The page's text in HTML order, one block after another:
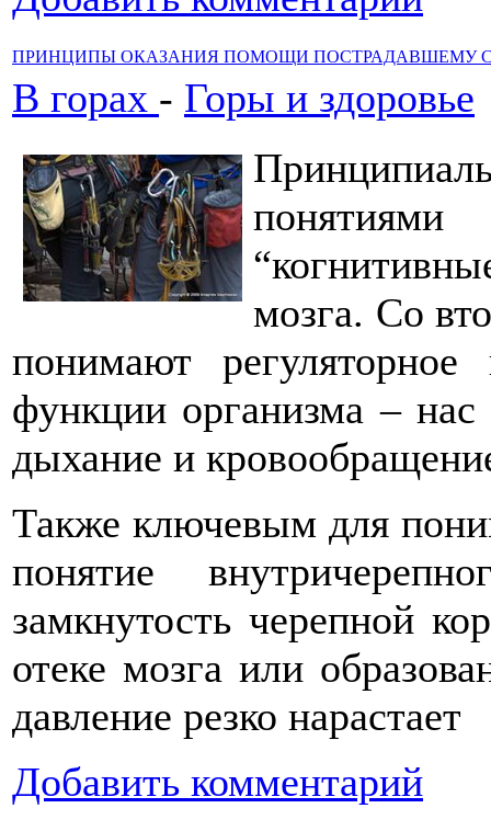
ПРИНЦИПЫ ОКАЗАНИЯ ПОМОЩИ ПОСТРАДАВШЕМУ
В горах - Горы и здоровье
понятиями
мозга. Со
понимают
функции организма – нас
дыхание и
Также ключевым для
понятие
замкнутость черепной
отеке мозга или
давление резко нарастает
Добавить комментарий